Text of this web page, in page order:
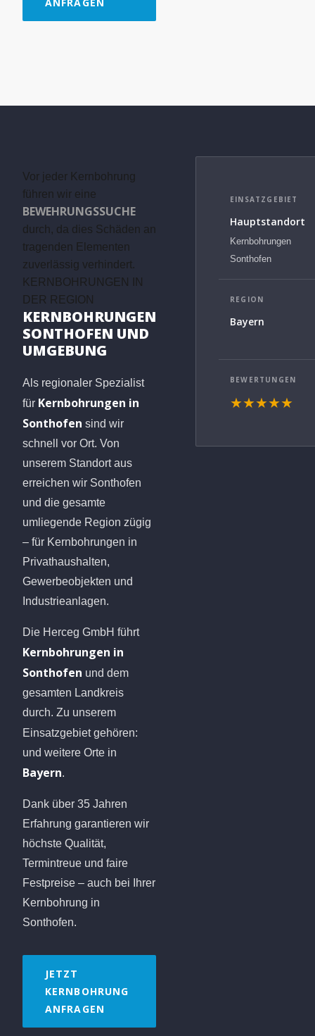
Vor jeder Kernbohrung
führen wir eine
BEWEHRUNGSSUCHE
durch, da dies Schäden an
tragenden Elementen
zuverlässig verhindert.
KERNBOHRUNGEN IN
DER REGION
KERNBOHRUNGEN
SONTHOFEN UND
UMGEBUNG
Als regionaler Spezialist
für Kernbohrungen in
Sonthofen sind wir
schnell vor Ort. Von
unserem Standort aus
erreichen wir Sonthofen
und die gesamte
umliegende Region zügig
– für Kernbohrungen in
Privathaushalten,
Gewerbeobjekten und
Industrieanlagen.
Die Herceg GmbH führt
Kernbohrungen in
Sonthofen und dem
gesamten Landkreis
durch. Zu unserem
Einsatzgebiet gehören:
und weitere Orte in
Bayern.
Dank über 35 Jahren
Erfahrung garantieren wir
höchste Qualität,
Termintreue und faire
Festpreise – auch bei Ihrer
Kernbohrung in
Sonthofen.
JETZT
KERNBOHRUNG
ANFRAGEN
EINSATZGEBIET
Hauptstandort
Kernbohrungen
Sonthofen
REGION
Bayern
BEWERTUNGEN
★★★★★